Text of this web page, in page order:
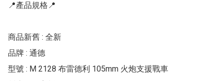
📍產品規格📍
商品新舊 : 全新
品牌 : 通德
型號 : M 2128 布雷德利 105mm 火炮支援戰車